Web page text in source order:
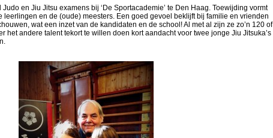
en Jiu Jitsu examens bij ‘De Sportacademie’ te Den Haag. Toewijding vormt
leerlingen en de (oude) meesters. Een goed gevoel beklijft bij familie en vrienden
wat een inzet van de kandidaten en de school! Al met al zijn ze zo’n 120 of
het andere talent tekort te willen doen kort aandacht voor twee jonge Jiu Jitsuka’s